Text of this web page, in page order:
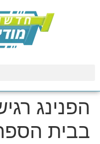
הפנינג
בבית